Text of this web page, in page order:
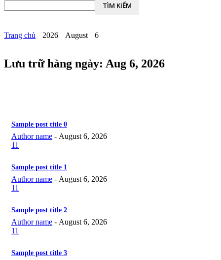
Trang chủ 2026 August 6
Lưu trữ hàng ngày: Aug 6, 2026
Sample post title 0
Author name - August 6, 2026
11
Sample post title 1
Author name - August 6, 2026
11
Sample post title 2
Author name - August 6, 2026
11
Sample post title 3